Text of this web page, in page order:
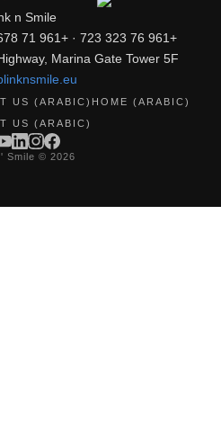
n Smile
+961 76 323 723 · +961 71 678 283 · +961 24 410 407
Marina Gate Tower 5F
HOME (ARABIC)
US (ARABIC)
US (ARABIC)
2026 © Blink N' Smile